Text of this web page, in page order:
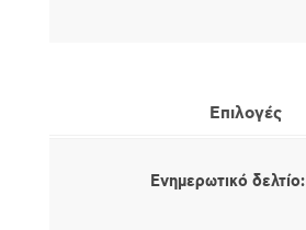
Επιλογές
Ενημερωτικό δελτίο: